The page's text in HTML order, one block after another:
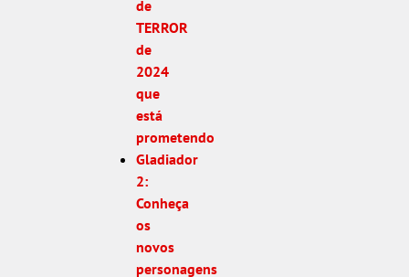
de
TERROR
de
2024
que
está
prometendo
Gladiador
2:
Conheça
os
novos
personagens